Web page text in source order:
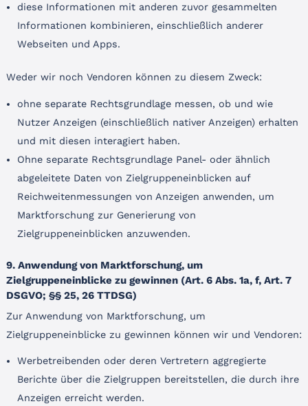
diese Informationen mit anderen zuvor gesammelten
Informationen kombinieren, einschließlich anderer
Webseiten und Apps.
Weder wir noch Vendoren können zu diesem Zweck:
ohne separate Rechtsgrundlage messen, ob und wie
Nutzer Anzeigen (einschließlich nativer Anzeigen) erhalten
und mit diesen interagiert haben.
Ohne separate Rechtsgrundlage Panel- oder ähnlich
abgeleitete Daten von Zielgruppeneinblicken auf
Reichweitenmessungen von Anzeigen anwenden, um
Marktforschung zur Generierung von
Zielgruppeneinblicken anzuwenden.
9. Anwendung von Marktforschung, um
Zielgruppeneinblicke zu gewinnen (Art. 6 Abs. 1a, f, Art. 7
DSGVO; §§ 25, 26 TTDSG)
Zur Anwendung von Marktforschung, um
Zielgruppeneinblicke zu gewinnen können wir und Vendoren:
Werbetreibenden oder deren Vertretern aggregierte
Berichte über die Zielgruppen bereitstellen, die durch ihre
Anzeigen erreicht werden.